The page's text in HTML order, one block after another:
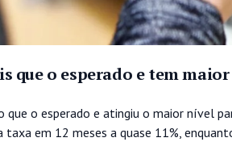
que o esperado e tem
que o esperado e atingiu o maior nível
em 12 meses a quase 11%,